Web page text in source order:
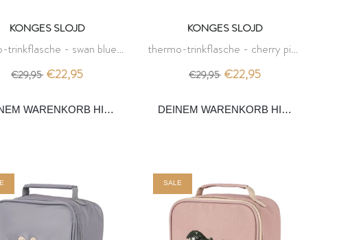
KONGES SLOJD
trinkflasche - swan blue -
konges slojd
€29,95 €22,95
WARENKORB HINZUFÜGEN
KONGES SLOJD
thermo-trinkflasche - cherry pink
- konges slojd
€29,95 €22,95
DEINEM WARENKORB HINZUFÜGEN
SALE